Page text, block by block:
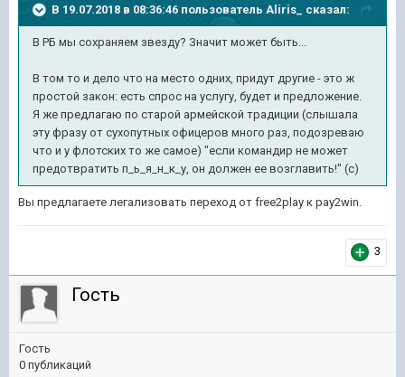
В 19.07.2018 в 08:36:46 пользователь Aliris_ сказал:
В РБ мы сохраняем звезду? Значит может быть...
В том то и дело что на место одних, придут другие - это ж
простой закон: есть спрос на услугу, будет и предложение.
Я же предлагаю по старой армейской традиции (слышала
эту фразу от сухопутных офицеров много раз, подозреваю
что и у флотских то же самое) "если командир не может
предотвратить п_ь_я_н_к_у, он должен ее возглавить!" (с)
Вы предлагаете легализовать переход от free2play к pay2win.
3
Гость
Гость
0 публикаций